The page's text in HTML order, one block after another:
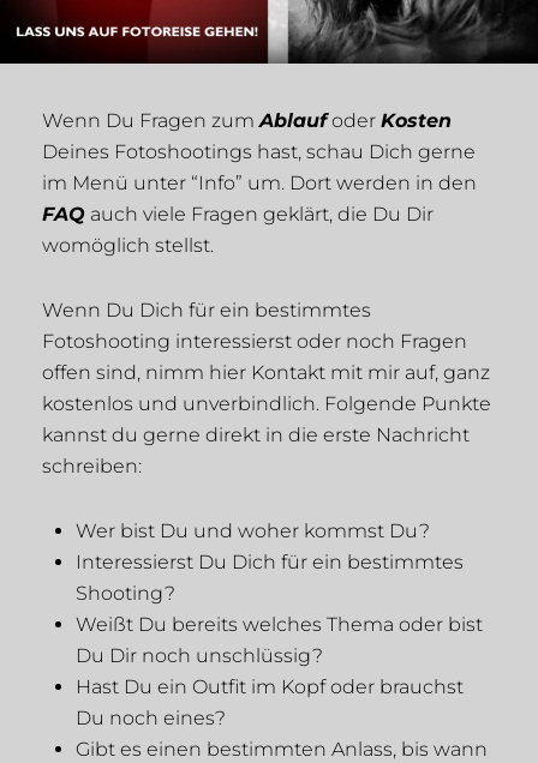
Wenn Du Fragen zumAblaufoder Kosten
Deines Fotoshootings hast, schau Dich gerne
im Menü unter “Info” um. Dort werden in den
FAQ auch viele Fragen geklärt, die Du Dir
womöglich stellst.
Wenn Du Dich für ein bestimmtes
Fotoshooting interessierst oder noch Fragen
offen sind, nimm hier Kontakt mit mir auf, ganz
kostenlos und unverbindlich. Folgende Punkte
kannst du gerne direkt in die erste Nachricht
schreiben:
Wer bist Du und woher kommst Du?
Interessierst Du Dich für ein bestimmtes
Shooting?
Weißt Du bereits welches Thema oder bist
Du Dir noch unschlüssig?
Hast Du ein Outfit im Kopf oder brauchst
Du noch eines?
Gibt es einen bestimmten Anlass, bis wann